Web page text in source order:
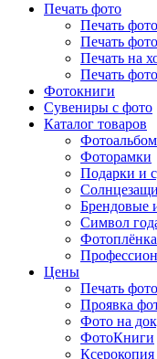
Печать фото
Печать фото
Печать
Печать на
Печать
Фотокниги
Сувениры с фото
Каталог товаров
Фоторамки
Подарки и
Брендовые
Символ
Фотоплёнка
Цены
Печать
Проявка
Фото на
ФотоКниги
Ксерокопия